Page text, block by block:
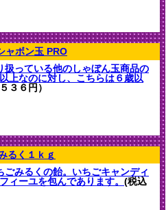
ャボン玉 PRO
扱っている他のしゃぼん玉商品の
上なのに対し、こちらは６歳以
３６円）
るく１ｋｇ
ごみるくの飴。いちごキャンディ
ィーユを包んであります。 (税込